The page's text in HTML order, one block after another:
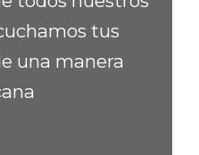
tus
una manera